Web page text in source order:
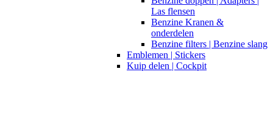
Las flensen
Benzine Kranen &
onderdelen
Benzine filters | Benzine slang
Emblemen | Stickers
Kuip delen | Cockpit